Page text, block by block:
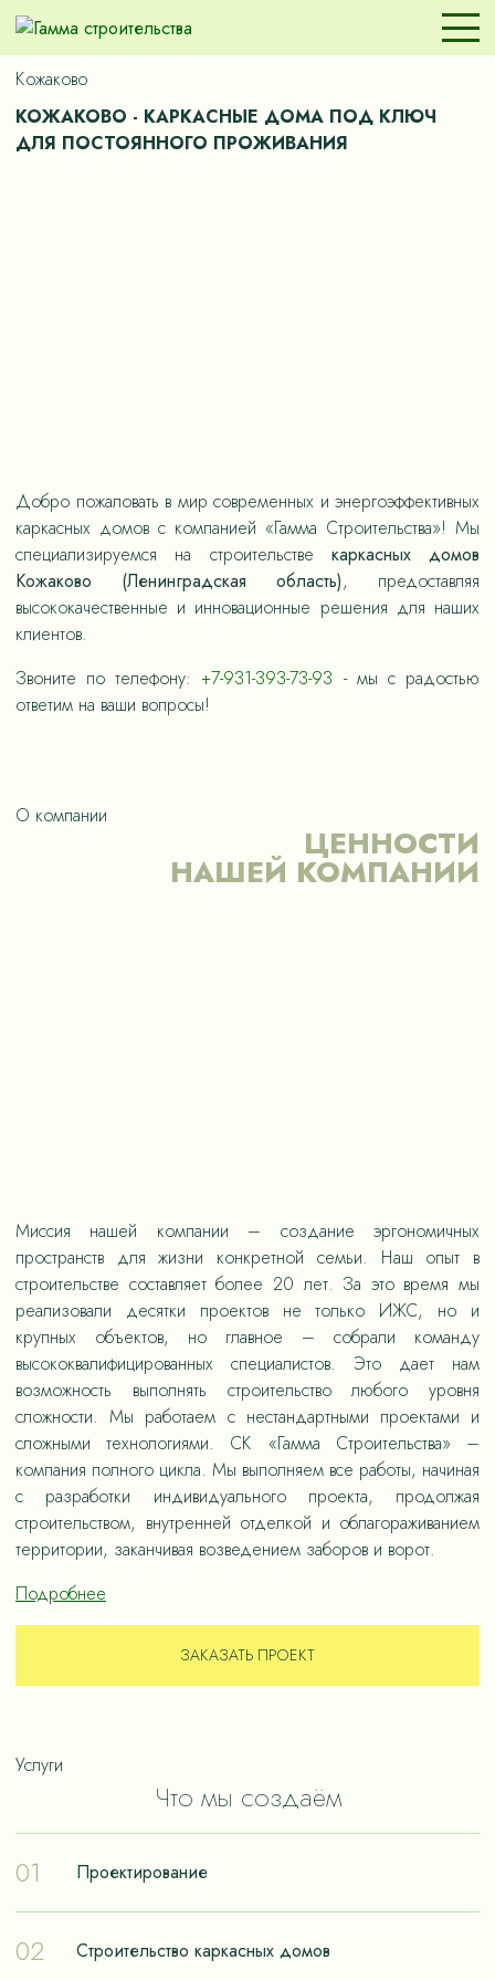
Кожаково
КОЖАКОВО - КАРКАСНЫЕ ДОМА ПОД КЛЮЧ
ДЛЯ ПОСТОЯННОГО ПРОЖИВАНИЯ
Добро пожаловать в мир современных и энергоэффективных
каркасных домов с компанией «Гамма Строительства»! Мы
специализируемся на строительстве каркасных домов
Кожаково (Ленинградская область), предоставляя
высококачественные и инновационные решения для наших
клиентов.
Звоните по телефону:+7-931-393-73-93 - мы с радостью
ответим на ваши вопросы!
О компании
ЦЕННОСТИ
НАШЕЙ КОМПАНИИ
Миссия нашей компании – создание эргономичных
пространств для жизни конкретной семьи. Наш опыт в
строительстве составляет более 20 лет. За это время мы
реализовали десятки проектов не только ИЖС, но и
крупных объектов, но главное – собрали команду
высококвалифицированных специалистов. Это дает нам
возможность выполнять строительство любого уровня
сложности. Мы работаем с нестандартными проектами и
сложными технологиями. СК «Гамма Строительства» –
компания полного цикла. Мы выполняем все работы, начиная
с разработки индивидуального проекта, продолжая
строительством, внутренней отделкой и облагораживанием
территории, заканчивая возведением заборов и ворот.
Подробнее
ЗАКАЗАТЬ ПРОЕКТ
Услуги
Что мы создаём
01
Проектирование
реализации мечты о собственном доме. Чтобы дом
02 Строительство каркасных домов